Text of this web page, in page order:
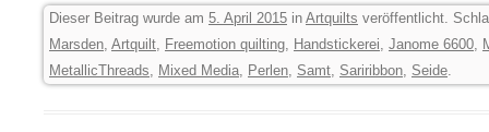
Dieser Beitrag wurde am 5. April 2015 in Artquilts veröffentlicht.
Marsden, Artquilt, Freemotion quilting, Handstickerei, Janome 6600,
MetallicThreads, Mixed Media, Perlen, Samt, Sariribbon, Seide.